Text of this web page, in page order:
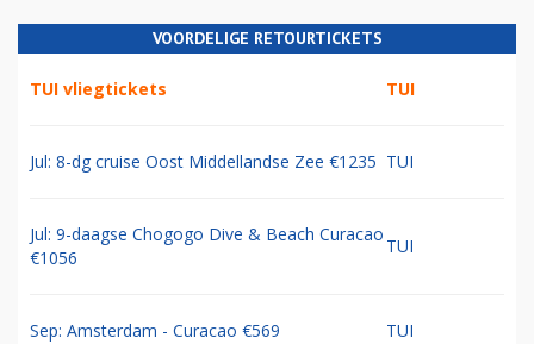
VOORDELIGE RETOURTICKETS
TUI vliegtickets TUI
Jul: 8-dg cruise Oost Middellandse Zee €1235 TUI
Jul: 9-daagse Chogogo Dive & Beach Curacao
€1056
TUI
Sep: Amsterdam - Curacao €569 TUI